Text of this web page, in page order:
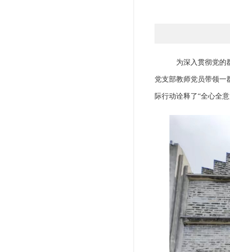
为深入贯彻党的
党支部教师党员带领一
际行动诠释了“全心全